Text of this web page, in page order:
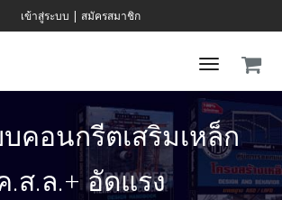
เข้าสู่ระบบ | สมัครสมาชิก
Toggle
คอนกรีตเสริมเหล็ก
.ส.ล.+ อัดแรง